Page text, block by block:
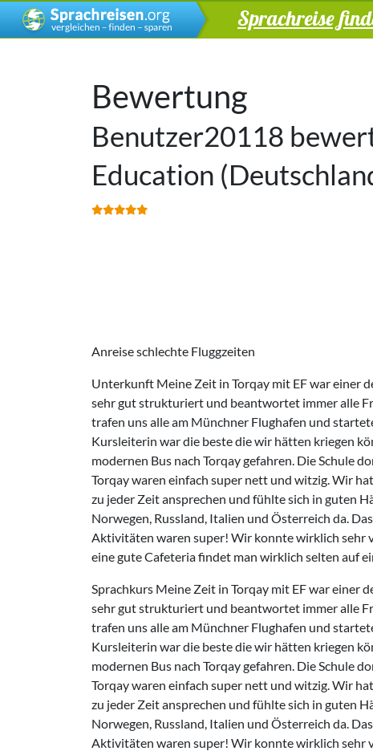
Sprachreise
Bewertung
Benutzer20118
Education
Anreise schlechte Fluggzeiten
Unterkunft Meine Zeit in Torqay mit EF war einer
sehr gut strukturiert und beantwortet immer alle
trafen uns alle am Münchner Flughafen und
Kursleiterin war die beste die wir hätten kriegen
modernen Bus nach Torqay gefahren. Die Schule
Torqay waren einfach super nett und witzig. Wir
zu jeder Zeit ansprechen und fühlte sich in guten
Norwegen, Russland, Italien und Österreich da.
Aktivitäten waren super! Wir konnte wirklich sehr
eine gute Cafeteria findet man wirklich selten auf
Sprachkurs Meine Zeit in Torqay mit EF war einer
sehr gut strukturiert und beantwortet immer alle
trafen uns alle am Münchner Flughafen und
Kursleiterin war die beste die wir hätten kriegen
modernen Bus nach Torqay gefahren. Die Schule
Torqay waren einfach super nett und witzig. Wir
zu jeder Zeit ansprechen und fühlte sich in guten
Norwegen, Russland, Italien und Österreich da.
Aktivitäten waren super! Wir konnte wirklich sehr